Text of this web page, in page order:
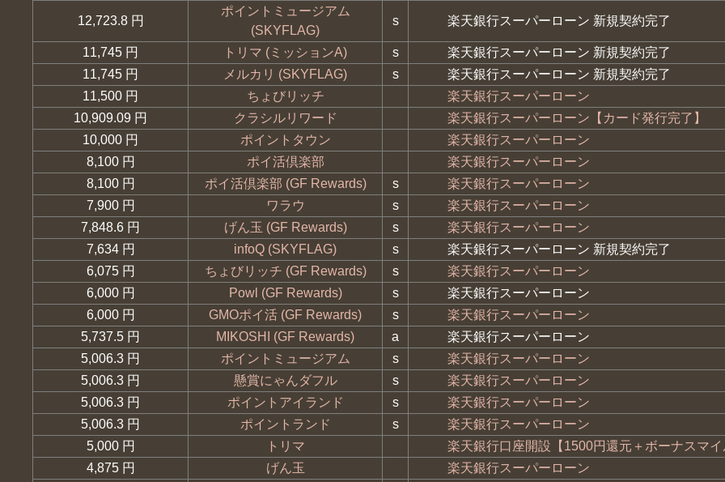
12,723.8 円
ポイントミュージアム
(SKYFLAG)
s 楽天銀行スーパーローン 新規契約完了
11,745 円 トリマ (ミッションA) s
楽天銀行スーパーローン 新規契約完了
11,745 円
メルカリ (SKYFLAG) s
楽天銀行スーパーローン 新規契約完了
11,500 円
ちょびリッチ
楽天銀行スーパーローン
10,909.09 円
クラシルリワード
楽天銀行スーパーローン【カード発行完了】
10,000 円
ポイントタウン
楽天銀行スーパーローン
8,100 円
ポイ活倶楽部
楽天銀行スーパーローン
8,100 円
ポイ活倶楽部 (GF Rewards) s
楽天銀行スーパーローン
7,900 円
ワラウ s
楽天銀行スーパーローン
7,848.6 円
げん玉 (GF Rewards) s
楽天銀行スーパーローン
7,634 円
infoQ (SKYFLAG) s
楽天銀行スーパーローン 新規契約完了
6,075 円
ちょびリッチ (GF Rewards) s
楽天銀行スーパーローン
6,000 円
Powl (GF Rewards) s
楽天銀行スーパーローン
6,000 円
GMOポイ活 (GF Rewards) s
楽天銀行スーパーローン
5,737.5 円
MIKOSHI (GF Rewards) a
楽天銀行スーパーローン
5,006.3 円
ポイントミュージアム s
楽天銀行スーパーローン
5,006.3 円
懸賞にゃんダフル s
楽天銀行スーパーローン
5,006.3 円
ポイントアイランド s
楽天銀行スーパーローン
5,006.3 円
ポイントランド s
楽天銀行スーパーローン
5,000 円
トリマ
楽天銀行口座開設【1500円還元＋ボーナスマイ
4,875 円
げん玉
楽天銀行スーパーローン